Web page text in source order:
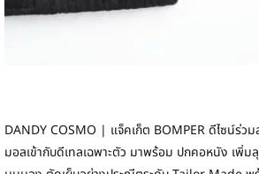
DANDY COSMO | แจ็คเก็ต BOMPER ดีไซน์ร่ว
มอลเข้ากับดีเทลเฉพาะตัว มาพร้อม ปกคอหนัง เพิ่ม